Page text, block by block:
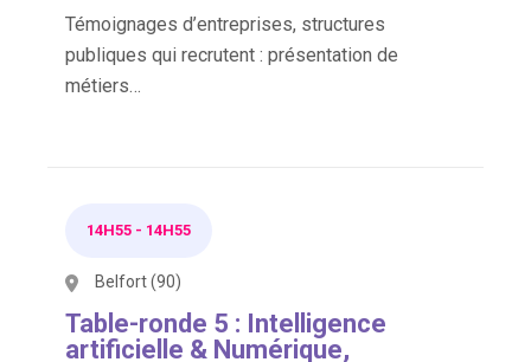
Témoignages d’entreprises, structures
publiques qui recrutent : présentation de
métiers…
14H55 - 14H55
Belfort (90)
Table-ronde 5 : Intelligence
artificielle & Numérique,